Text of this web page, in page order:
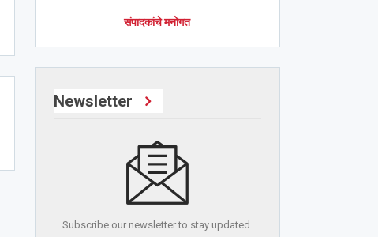
संपादकांचे मनोगत
Newsletter
Subscribe our newsletter to stay updated.